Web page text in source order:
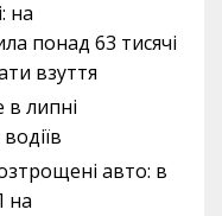
на
понад 63 тисячі
взуття
липні
авто: в
на